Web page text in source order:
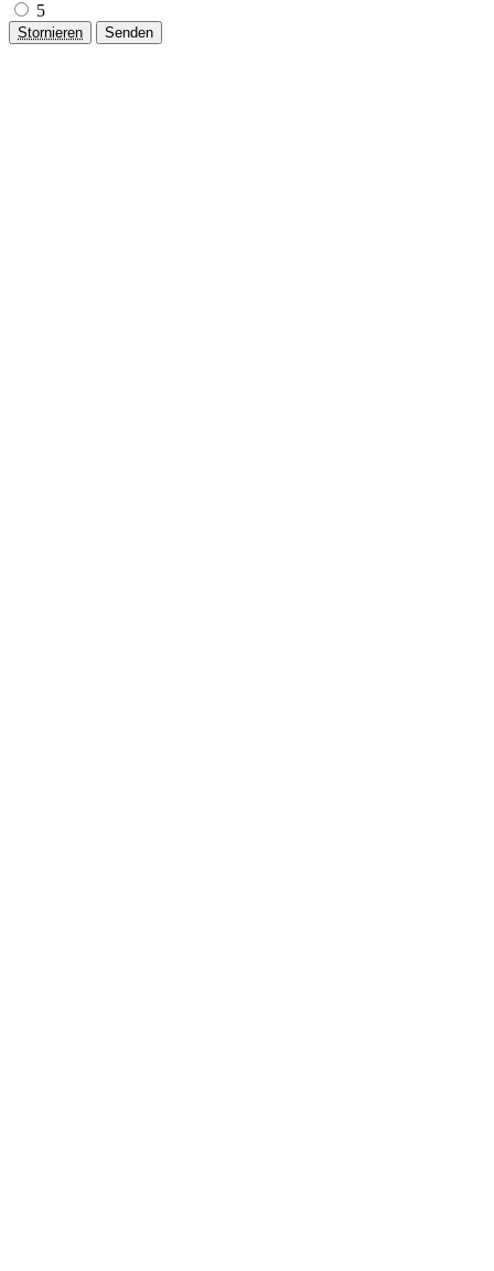
5
Stornieren Senden